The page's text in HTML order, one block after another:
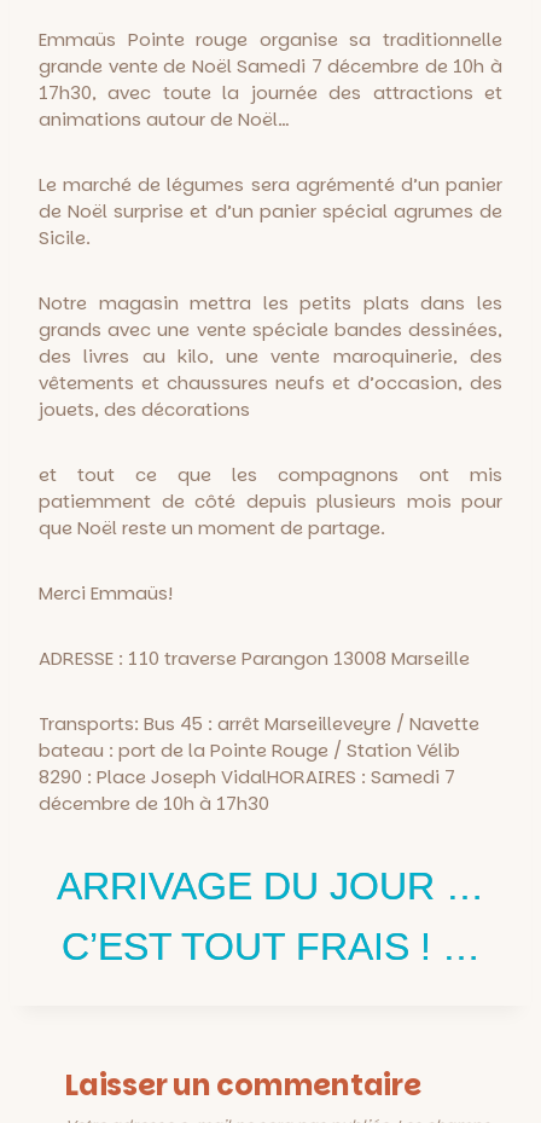
Emmaüs Pointe rouge organise sa traditionnelle
grande vente de Noël Samedi 7 décembre de 10h à
17h30, avec toute la journée des attractions et
animations autour de Noël…
Le marché de légumes sera agrémenté d’un panier
de Noël surprise et d’un panier spécial agrumes de
Sicile.
Notre magasin mettra les petits plats dans les
grands avec une vente spéciale bandes dessinées,
des livres au kilo, une vente maroquinerie, des
vêtements et chaussures neufs et d’occasion, des
jouets, des décorations
et tout ce que les compagnons ont mis
patiemment de côté depuis plusieurs mois pour
que Noël reste un moment de partage.
Merci Emmaüs!
ADRESSE : 110 traverse Parangon 13008 Marseille
Transports: Bus 45 : arrêt Marseilleveyre / Navette
bateau : port de la Pointe Rouge / Station Vélib
8290 : Place Joseph VidalHORAIRES : Samedi 7
décembre de 10h à 17h30
ARRIVAGE DU JOUR …
C’EST TOUT FRAIS ! …
Laisser un commentaire